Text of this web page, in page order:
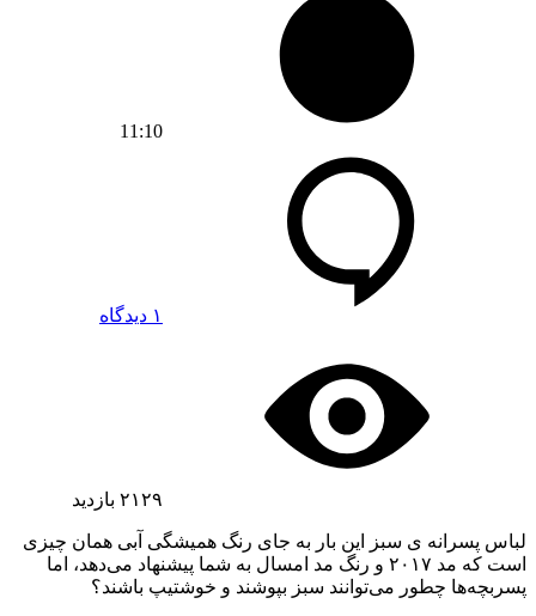
11:10
۱ دیدگاه
۲۱۲۹ بازدید
لباس پسرانه ی سبز این بار به جای رنگ همیشگی آبی همان چیزی
است که مد ۲۰۱۷ و رنگ مد امسال به شما پیشنهاد می‌دهد، اما
پسربچه‌ها چطور می‌توانند سبز بپوشند و خوشتیپ باشند؟